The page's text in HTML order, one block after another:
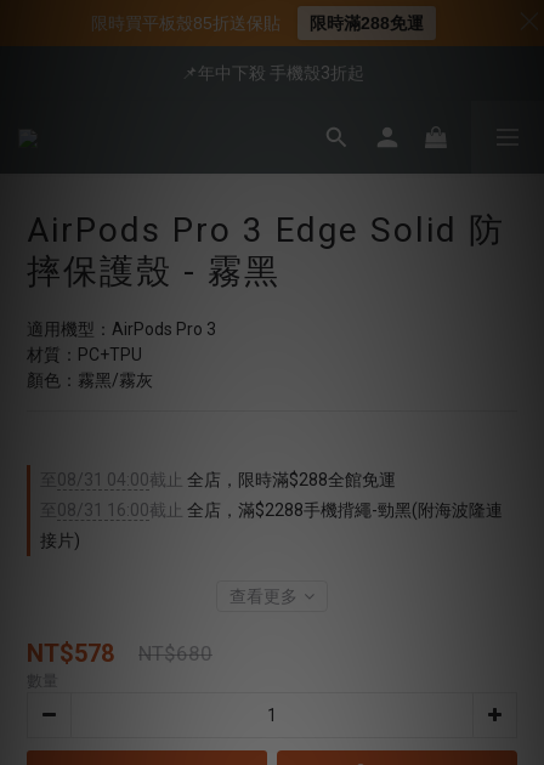
📍新客首購現折$50｜加入會員立即領取
📍新客首購現折$50｜加入會員立即領取
📌年中下殺 手機殼3折起
會員享全館95折優惠
AirPods Pro 3 Edge Solid 防
摔保護殼 - 霧黑
適用機型：AirPods Pro 3
材質：PC+TPU
顏色：霧黑/霧灰
至 08/31 04:00截止
全店，限時滿$288全館免運
至 08/31 16:00截止
全店，滿$2288手機揹繩-勁黑(附海波隆連
接片)
查看更多
NT$578 NT$680
數量
限時買平板殼85折送保貼 限時滿288免運